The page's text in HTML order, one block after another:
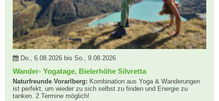
Do., 6.08.2026 bis So., 9.08.2026
Wander- Yogatage, Bielerhöhe Silvretta
Naturfreunde Vorarlberg: Kombination aus Yoga & Wanderungen
ist perfekt, um wieder zu sich selbst zu finden und Energie zu
tanken. 2 Termine möglich!